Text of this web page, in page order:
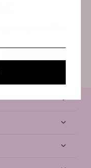
ABONNEER